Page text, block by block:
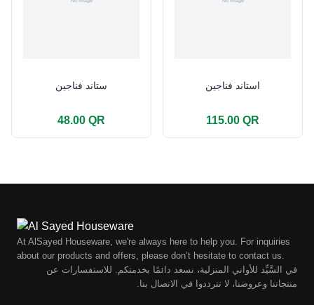
ستاند فناجين
48.00 QR
استاند فناجين
115.00 QR
At AlSayed Houseware, we're always here to help you. For inquiries
about our products and offers, please don’t hesitate to contact us.
في السَّيِّد للأواني المنزلية، نسعد دائمًا بخدمتكم. للاستفسارات عن
منتجاتنا وعروضنا، لا تترددوا في الاتصال بنا.